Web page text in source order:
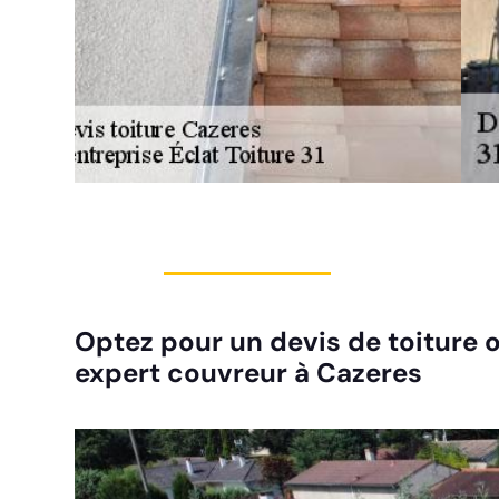
Optez pour un devis de toiture
expert couvreur à Cazeres